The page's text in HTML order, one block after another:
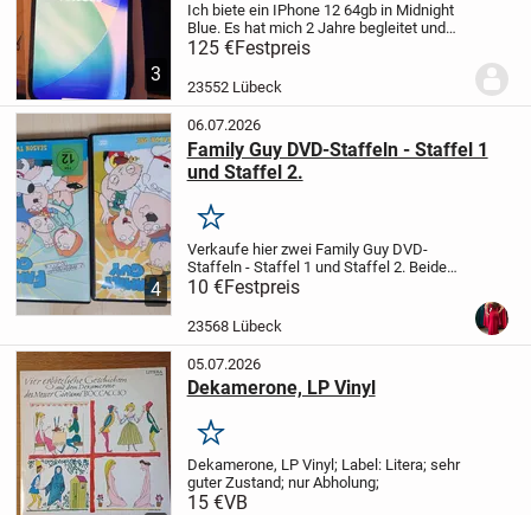
3
Ich biete ein IPhone 12 64gb in Midnight
Blue. Es hat mich 2 Jahre begleitet und
ich kann mich nicht beschweren.
Hüllen mit MagSafe-funktion und ein Usb
zu Lightning Ladekabel. Leichte...
125 €Festpreis
23552 Lübeck
4
06.07.2026
Family Guy DVD-Staffeln - Staffel 1
und Staffel 2.
Merken
Verkaufe hier zwei Family Guy DVD-
Staffeln - Staffel 1 und Staffel 2. Beide
DVDs sind deutsche Ausgaben mit FSK
12 Freigabe und enthalten:
der jeweiligen Staffeln
10 €Festpreis
23568 Lübeck
05.07.2026
Dekamerone, LP Vinyl
Merken
Dekamerone, LP Vinyl; Label: Litera; sehr
guter Zustand; nur Abholung;
15 €VB